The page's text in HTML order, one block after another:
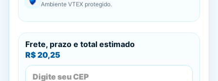
Ambiente VTEX protegido.
Frete, prazo e total estimado
R$ 20,25